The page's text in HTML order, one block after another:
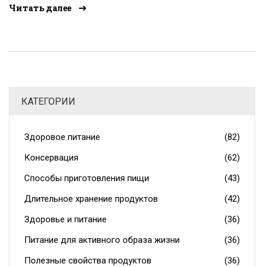
правильных ингредиентов и посуды, чтобы
Читать далее
КАТЕГОРИИ
Здоровое питание
(82)
Консервация
(62)
Способы приготовления пищи
(43)
Длительное хранение продуктов
(42)
Здоровье и питание
(36)
Питание для активного образа жизни
(36)
Полезные свойства продуктов
(36)